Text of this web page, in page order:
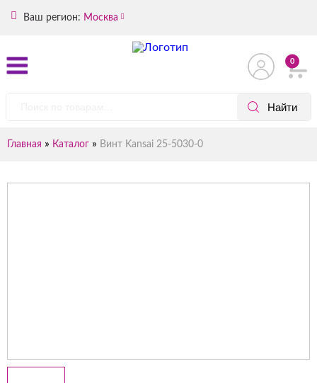
Ваш регион: Москва
0
Главная » Каталог » Винт Kansai 25-5030-0